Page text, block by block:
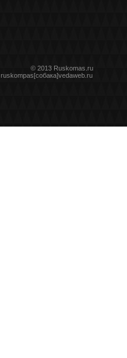
© 2013 Ruskomas.ru
ruskompas[собака]vedaweb.ru